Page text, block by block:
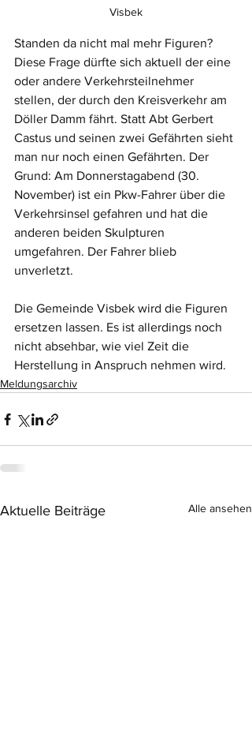
Visbek
Standen da nicht mal mehr Figuren?
Diese Frage dürfte sich aktuell der eine
oder andere Verkehrsteilnehmer
stellen, der durch den Kreisverkehr am
Döller Damm fährt. Statt Abt Gerbert
Castus und seinen zwei Gefährten sieht
man nur noch einen Gefährten. Der
Grund: Am Donnerstagabend (30.
November) ist ein Pkw-Fahrer über die
Verkehrsinsel gefahren und hat die
anderen beiden Skulpturen
umgefahren. Der Fahrer blieb
unverletzt.
Die Gemeinde Visbek wird die Figuren
ersetzen lassen. Es ist allerdings noch
nicht absehbar, wie viel Zeit die
Herstellung in Anspruch nehmen wird.
Meldungsarchiv
Aktuelle Beiträge Alle ansehen